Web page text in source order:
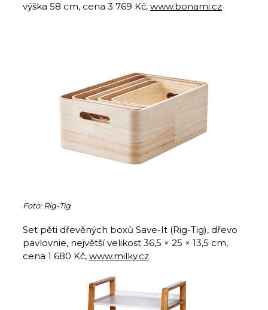
výška 58 cm, cena 3 769 Kč, www.bonami.cz
Foto: Rig-Tig
Set pěti dřevěných boxů Save-It (Rig-Tig), dřevo
pavlovnie, největší velikost 36,5 × 25 × 13,5 cm,
cena 1 680 Kč, www.milky.cz